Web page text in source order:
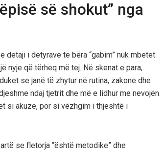
së shokut” nga
detaji i detyrave të bëra “gabim” nuk mbetet
nyje që tërheq më tej. Në skenat e para,
se janë të zhytur në rutina, zakone dhe
ndaj tjetrit dhe më e lidhur me nevojën
si akuzë, por si vëzhgim i thjeshtë i
se fletorja “është metodike” dhe